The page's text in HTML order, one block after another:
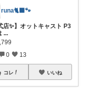
runa🐈‍⬛🐾
店✨】オットキャスト P3
...
0 13
コレ いいね